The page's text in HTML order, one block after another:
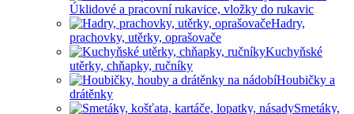
Úklidové a pracovní rukavice, vložky do rukavic
Hadry,
prachovky, utěrky, oprašovače
Kuchyňské
utěrky, chňapky, ručníky
Houbičky a
drátěnky
Smetáky,